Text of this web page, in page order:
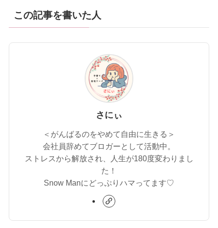
この記事を書いた人
さにぃ
＜がんばるのをやめて自由に生きる＞
会社員辞めてブロガーとして活動中。
ストレスから解放され、人生が180度変わりまし
た！
Snow Manにどっぷりハマってます♡